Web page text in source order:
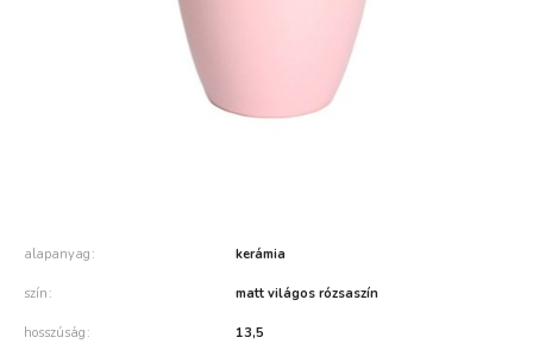
alapanyag kerámia
szín matt világos rózsaszín
hosszúság 13,5